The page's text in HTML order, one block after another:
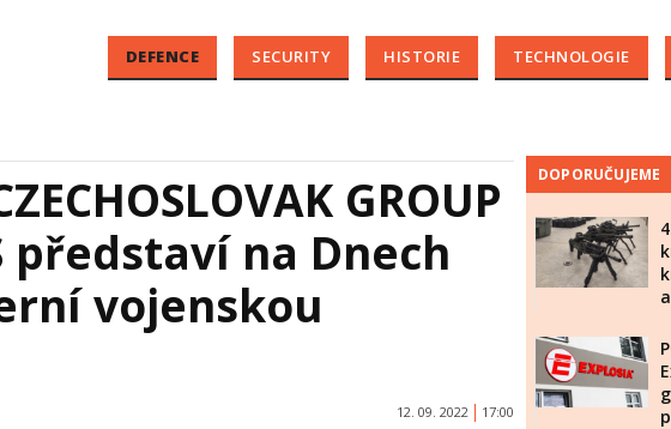
DEFENCE SECURITY HISTORIE TECHNOLOGIE
GROUP
představí na Dnech
vojenskou
12. 09. 2022 17:00
DOPORUČUJEME